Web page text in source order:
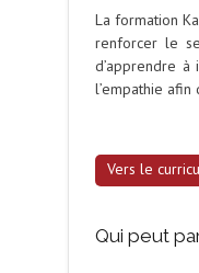
La formation
renforcer le
d’apprendre
l’empathie
Vers le
Qui peut